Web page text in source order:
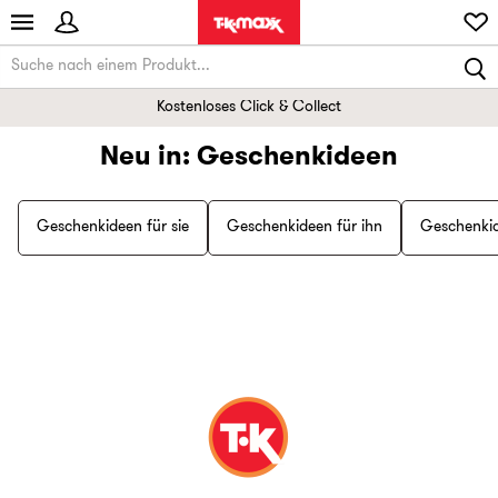
Kostenloses Click & Collect
Neu in: Geschenkideen
Geschenkideen für sie Geschenkideen für ihn